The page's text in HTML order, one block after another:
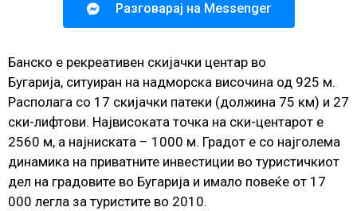
Разговарај на Messenger
Банско e рекреативен скијачки центар во
Бугарија, ситуиран на надморска височина од 925 м.
Располага со 17 скијачки патеки (должина 75 км) и 27
ски-лифтови. Наjвисоката точка на ски-центарот е
2560 м, а наjниската – 1000 м. Градот е со наjголeма
динамика на приватните инвестиции во туристичкиот
дел на градовите во Бугарија и имало повеќе от 17
000 легла за туристите во 2010.